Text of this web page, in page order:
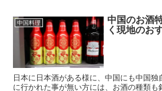
中国料理
中国のお酒
く現地のお
日本に日本酒がある様に、中国にも中国
に行かれた事が無い方には、お酒の種類も